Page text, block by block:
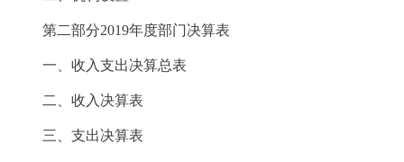
第二部分2019年度部门决算表
一、收入支出决算总表
二、收入决算表
三、支出决算表